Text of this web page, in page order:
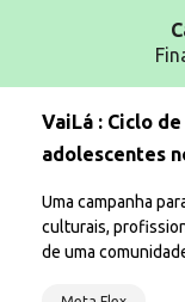
VaiLá : Ciclo
adolescentes
Uma campanha
culturais,
de uma